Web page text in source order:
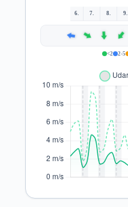
6. 7. 8. 9.